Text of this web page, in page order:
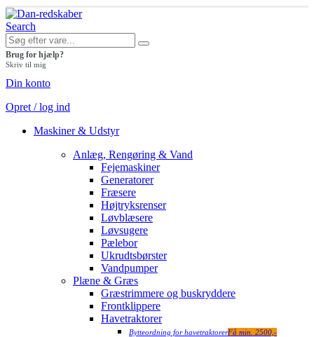
Search
Brug for hjælp?
Skriv til mig
Din konto
Opret / log ind
Maskiner & Udstyr
Anlæg, Rengøring & Vand
Fejemaskiner
Generatorer
Fræsere
Højtryksrenser
Løvblæsere
Løvsugere
Pælebor
Ukrudtsbørster
Vandpumper
Plæne & Græs
Græstrimmere og buskryddere
Frontklippere
Havetraktorer
Bytteordning for havetraktorerFå min. 2500,-